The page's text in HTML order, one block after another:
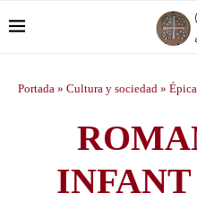
Portada » Cultura y sociedad »